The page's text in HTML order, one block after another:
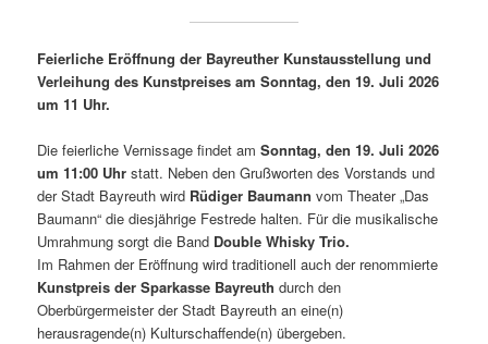
Feierliche Eröffnung der Bayreuther Kunstausstellung und
Verleihung des Kunstpreises am Sonntag, den 19. Juli 2026
um 11 Uhr.
Die feierliche Vernissage findet amSonntag, den 19. Juli 2026
um 11:00 Uhr statt. Neben den Grußworten des Vorstands und
der Stadt Bayreuth wird Rüdiger Baumann vom Theater „Das
Baumann“ die diesjährige Festrede halten. Für die musikalische
Umrahmung sorgt die Band Double Whisky Trio.
Im Rahmen der Eröffnung wird traditionell auch der renommierte
Kunstpreis der Sparkasse Bayreuth durch den
Oberbürgermeister der Stadt Bayreuth an eine(n)
herausragende(n) Kulturschaffende(n) übergeben.